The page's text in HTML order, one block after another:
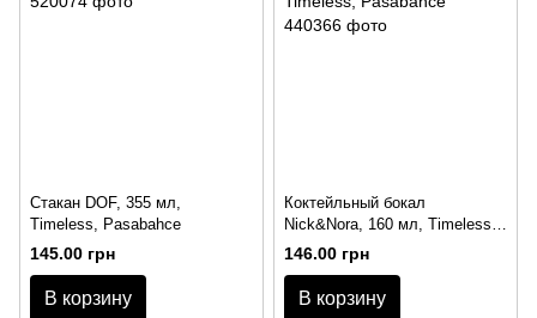
Стакан DOF, 355 мл,
Timeless, Pasabahce
145.00 грн
В корзину
Коктейльный бокал
Nick&Nora, 160 мл, Timeless,
Pasabahce
146.00 грн
В корзину